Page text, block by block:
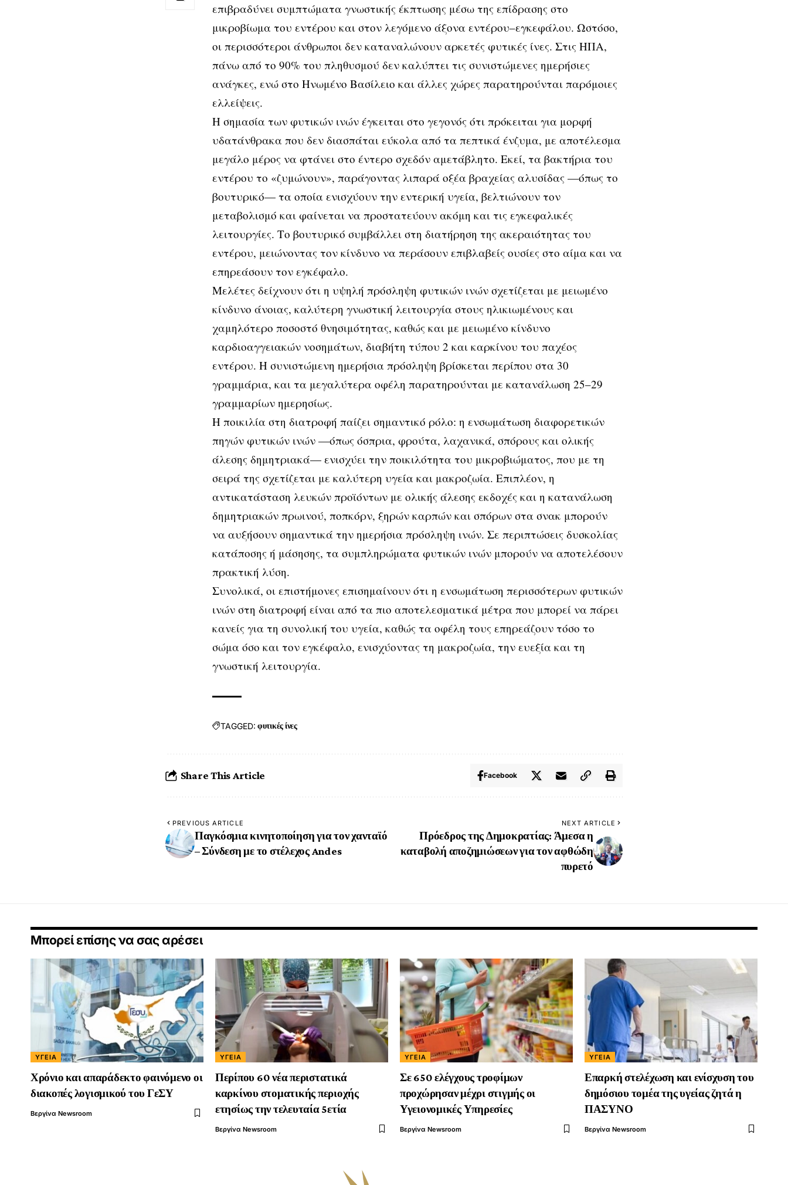
επιβραδύνει συμπτώματα γνωστικής έκπτωσης μέσω της επίδρασης στο
μικροβίωμα του εντέρου και στον λεγόμενο άξονα εντέρου–εγκεφάλου. Ωστόσο,
οι περισσότεροι άνθρωποι δεν καταναλώνουν αρκετές φυτικές ίνες. Στις ΗΠΑ,
πάνω από το 90% του πληθυσμού δεν καλύπτει τις συνιστώμενες ημερήσιες
ανάγκες, ενώ στο Ηνωμένο Βασίλειο και άλλες χώρες παρατηρούνται παρόμοιες
ελλείψεις.
Η σημασία των φυτικών ινών έγκειται στο γεγονός ότι πρόκειται για μορφή
υδατάνθρακα που δεν διασπάται εύκολα από τα πεπτικά ένζυμα, με αποτέλεσμα
μεγάλο μέρος να φτάνει στο έντερο σχεδόν αμετάβλητο. Εκεί, τα βακτήρια του
εντέρου το «ζυμώνουν», παράγοντας λιπαρά οξέα βραχείας αλυσίδας —όπως το
βουτυρικό— τα οποία ενισχύουν την εντερική υγεία, βελτιώνουν τον
μεταβολισμό και φαίνεται να προστατεύουν ακόμη και τις εγκεφαλικές
λειτουργίες. Το βουτυρικό συμβάλλει στη διατήρηση της ακεραιότητας του
εντέρου, μειώνοντας τον κίνδυνο να περάσουν επιβλαβείς ουσίες στο αίμα και να
επηρεάσουν τον εγκέφαλο.
Μελέτες δείχνουν ότι η υψηλή πρόσληψη φυτικών ινών σχετίζεται με μειωμένο
κίνδυνο άνοιας, καλύτερη γνωστική λειτουργία στους ηλικιωμένους και
χαμηλότερο ποσοστό θνησιμότητας, καθώς και με μειωμένο κίνδυνο
καρδιοαγγειακών νοσημάτων, διαβήτη τύπου 2 και καρκίνου του παχέος
εντέρου. Η συνιστώμενη ημερήσια πρόσληψη βρίσκεται περίπου στα 30
γραμμάρια, και τα μεγαλύτερα οφέλη παρατηρούνται με κατανάλωση 25–29
γραμμαρίων ημερησίως.
Η ποικιλία στη διατροφή παίζει σημαντικό ρόλο: η ενσωμάτωση διαφορετικών
πηγών φυτικών ινών —όπως όσπρια, φρούτα, λαχανικά, σπόρους και ολικής
άλεσης δημητριακά— ενισχύει την ποικιλότητα του μικροβιώματος, που με τη
σειρά της σχετίζεται με καλύτερη υγεία και μακροζωία. Επιπλέον, η
αντικατάσταση λευκών προϊόντων με ολικής άλεσης εκδοχές και η κατανάλωση
δημητριακών πρωινού, ποπκόρν, ξηρών καρπών και σπόρων στα σνακ μπορούν
να αυξήσουν σημαντικά την ημερήσια πρόσληψη ινών. Σε περιπτώσεις δυσκολίας
κατάποσης ή μάσησης, τα συμπληρώματα φυτικών ινών μπορούν να αποτελέσουν
πρακτική λύση.
Συνολικά, οι επιστήμονες επισημαίνουν ότι η ενσωμάτωση περισσότερων φυτικών
ινών στη διατροφή είναι από τα πιο αποτελεσματικά μέτρα που μπορεί να πάρει
κανείς για τη συνολική του υγεία, καθώς τα οφέλη τους επηρεάζουν τόσο το
σώμα όσο και τον εγκέφαλο, ενισχύοντας τη μακροζωία, την ευεξία και τη
γνωστική λειτουργία.
TAGGED: φυτικές ίνες
Share This Article Facebook
PREVIOUS ARTICLE
Παγκόσμια κινητοποίηση για τον χανταϊό
– Σύνδεση με το στέλεχος Andes
NEXT ARTICLE
Πρόεδρος της Δημοκρατίας: Άμεσα η
καταβολή αποζημιώσεων για τον αφθώδη
πυρετό
Μπορεί επίσης να σας αρέσει
ΥΓΕΊΑ
Χρόνιο και απαράδεκτο φαινόμενο οι
διακοπές λογισμικού του ΓεΣΥ
Βεργίνα Newsroom
ΥΓΕΊΑ
Περίπου 60 νέα περιστατικά
καρκίνου στοματικής περιοχής
ετησίως την τελευταία 5ετία
Βεργίνα Newsroom
ΥΓΕΊΑ
Σε 650 ελέγχους τροφίμων
προχώρησαν μέχρι στιγμής οι
Υγειονομικές Υπηρεσίες
Βεργίνα Newsroom
ΥΓΕΊΑ
Επαρκή στελέχωση και ενίσχυση του
δημόσιου τομέα της υγείας ζητά η
ΠΑΣΥΝΟ
Βεργίνα Newsroom